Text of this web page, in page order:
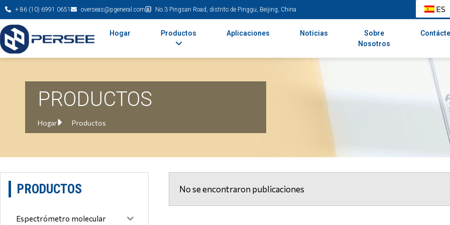
+ 86 (10) 6991 0651 overseas@pgeneral.com No.3 Pingsan Road, distrito de Pinggu, Beijing, China ES
Hogar Productos Aplicaciones Noticias
Sobre
Nosotros
PRODUCTOS
Hogar Productos
PRODUCTOS
Espectrómetro molecular
No se encontraron publicaciones